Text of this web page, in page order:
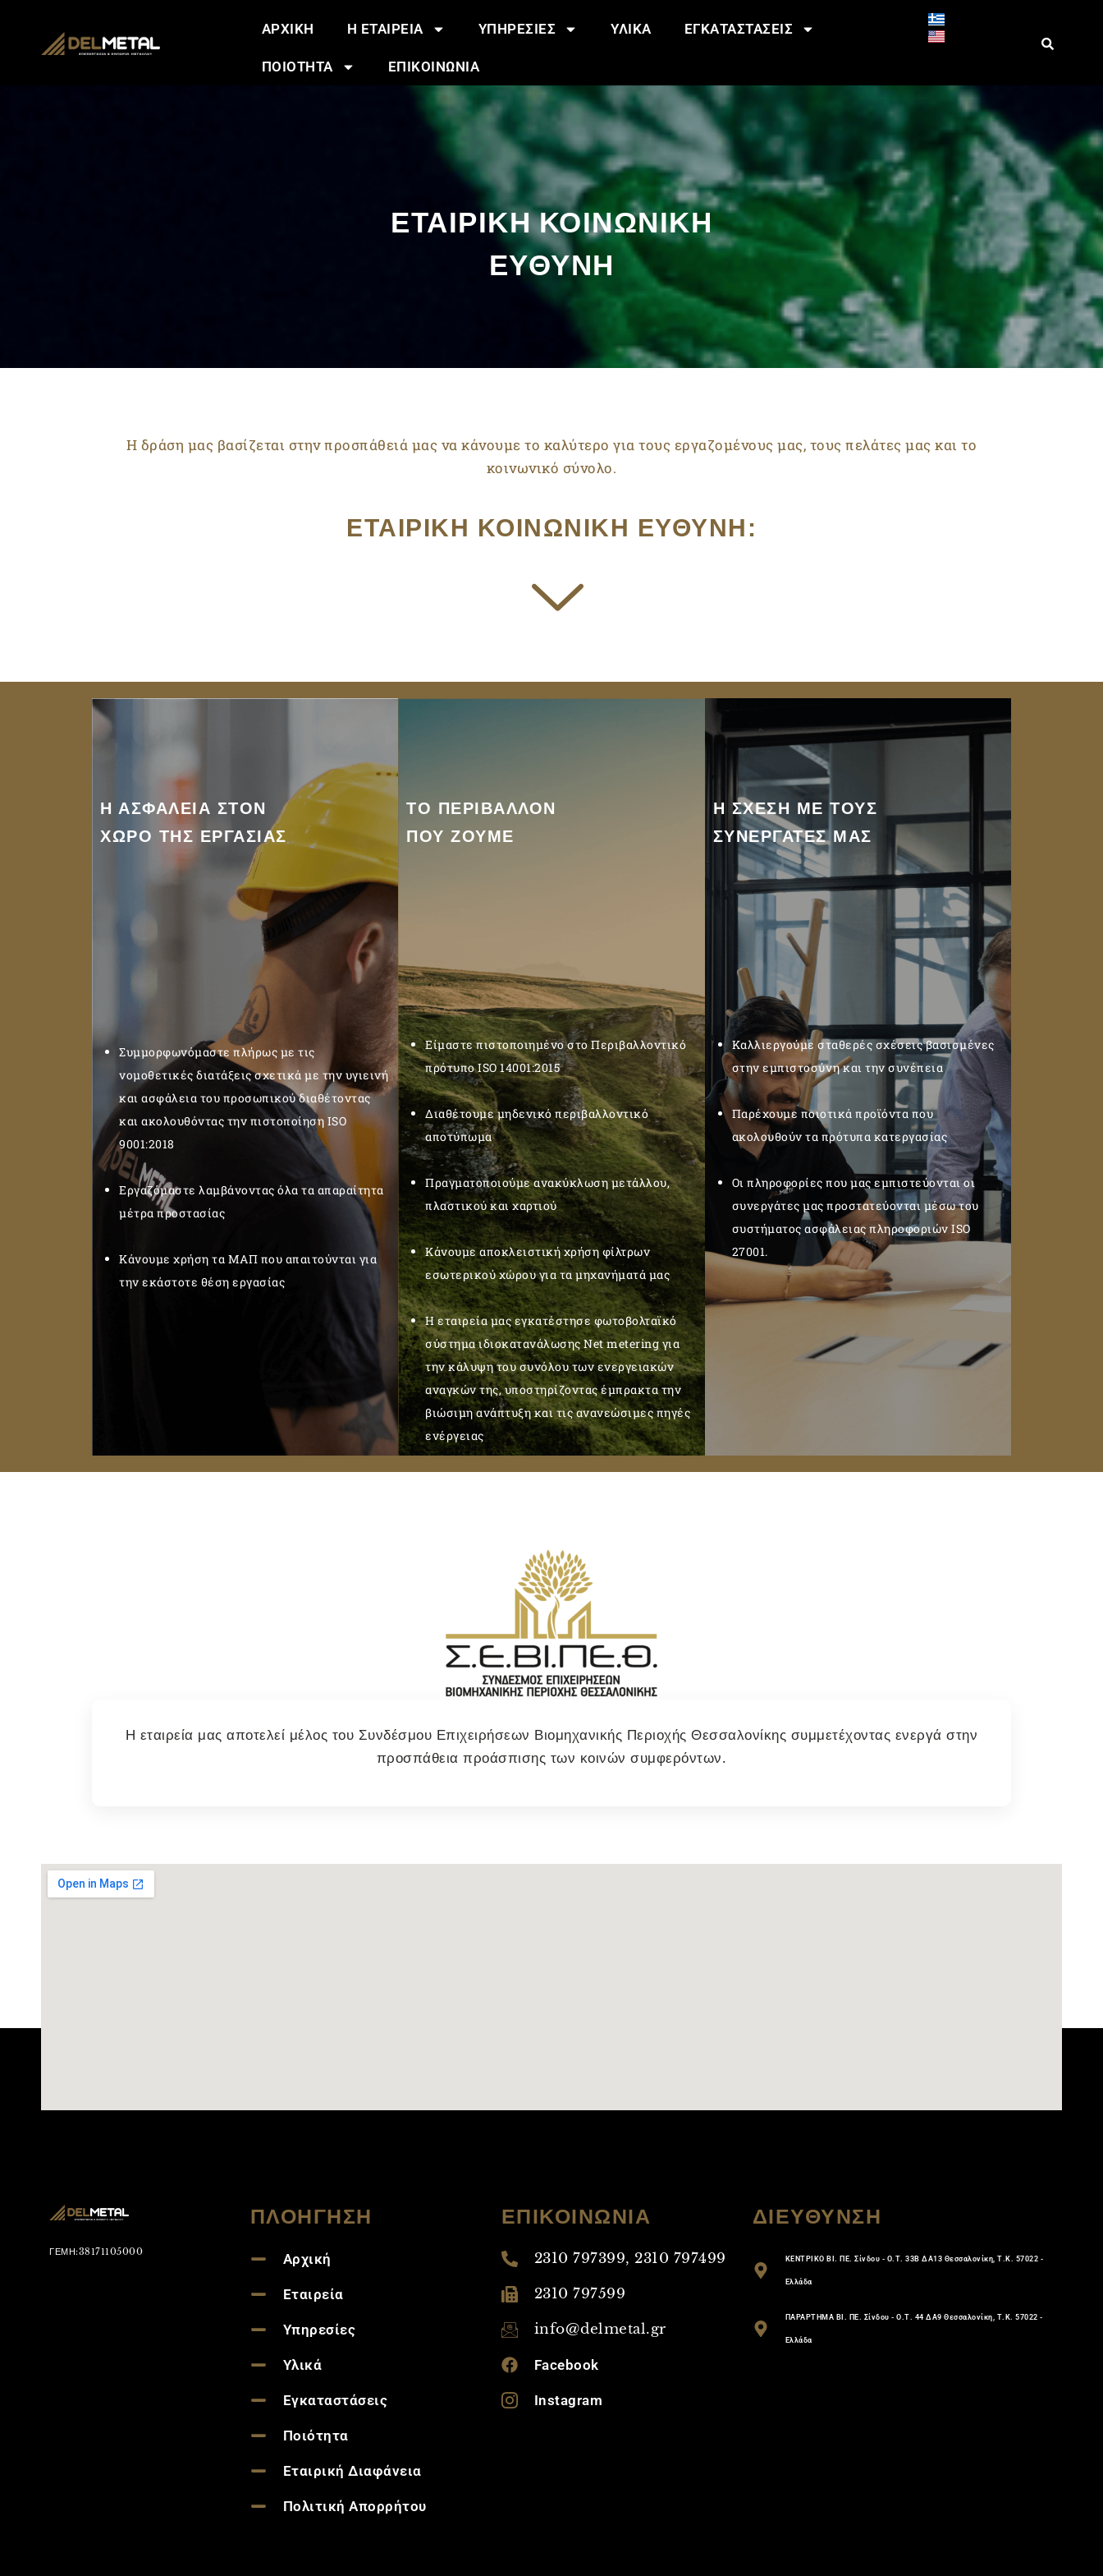
ΑΡΧΙΚΗ Η ΕΤΑΙΡΕΙΑ ΥΠΗΡΕΣΙΕΣ ΥΛΙΚΑ ΕΓΚΑΤΑΣΤΑΣΕΙΣ
ΠΟΙΟΤΗΤΑ ΕΠΙΚΟΙΝΩΝΙΑ
ΕΤΑΙΡΙΚΗ ΚΟΙΝΩΝΙΚΗ
ΕΥΘΥΝΗ
Η δράση μας βασίζεται στην προσπάθειά μας να κάνουμε το καλύτερο για τους εργαζομένους μας, τους πελάτες μας και το
κοινωνικό σύνολο.
ΕΤΑΙΡΙΚΗ ΚΟΙΝΩΝΙΚΗ ΕΥΘΥΝΗ:
Η ΑΣΦΑΛΕΙΑ ΣΤΟΝ
ΧΩΡΟ ΤΗΣ ΕΡΓΑΣΙΑΣ
Συμμορφωνόμαστε πλήρως με τις
νομοθετικές διατάξεις σχετικά με την υγιεινή
και ασφάλεια του προσωπικού διαθέτοντας
και ακολουθόντας την πιστοποίηση ISO
9001:2018
Εργαζόμαστε λαμβάνοντας όλα τα απαραίτητα
μέτρα προστασίας
Κάνουμε χρήση τα ΜΑΠ που απαιτούνται για
την εκάστοτε θέση εργασίας
ΤΟ ΠΕΡΙΒΑΛΛΟΝ
ΠΟΥ ΖΟΥΜΕ
Είμαστε πιστοποιημένο στο Περιβαλλοντικό
πρότυπο ISO 14001:2015
Διαθέτουμε μηδενικό περιβαλλοντικό
αποτύπωμα
Πραγματοποιούμε ανακύκλωση μετάλλου,
πλαστικού και χαρτιού
Κάνουμε αποκλειστική χρήση φίλτρων
εσωτερικού χώρου για τα μηχανήματά μας
Η εταιρεία μας εγκατέστησε φωτοβολταϊκό
σύστημα ιδιοκατανάλωσης Net metering για
την κάλυψη του συνόλου των ενεργειακών
αναγκών της, υποστηρίζοντας έμπρακτα την
βιώσιμη ανάπτυξη και τις ανανεώσιμες πηγές
ενέργειας
Η ΣΧΕΣΗ ΜΕ ΤΟΥΣ
ΣΥΝΕΡΓΑΤΕΣ ΜΑΣ
Καλλιεργούμε σταθερές σχέσεις βασισμένες
στην εμπιστοσύνη και την συνέπεια
Παρέχουμε ποιοτικά προϊόντα που
ακολουθούν τα πρότυπα κατεργασίας
Οι πληροφορίες που μας εμπιστεύονται οι
συνεργάτες μας προστατεύονται μέσω του
συστήματος ασφάλειας πληροφοριών ISO
27001.
Η εταιρεία μας αποτελεί μέλος του Συνδέσμου Επιχειρήσεων Βιομηχανικής Περιοχής Θεσσαλονίκης συμμετέχοντας ενεργά στην
προσπάθεια προάσπισης των κοινών συμφερόντων.
ΓΕΜΗ:38171105000
ΠΛΟΗΓΗΣΗ
Αρχική
Εταιρεία
Υπηρεσίες
Υλικά
Εγκαταστάσεις
Ποιότητα
Εταιρική Διαφάνεια
Πολιτική Απορρήτου
ΕΠΙΚΟΙΝΩΝΙΑ
2310 797399, 2310 797499
2310 797599
info@delmetal.gr
Facebook
Instagram
ΔΙΕΥΘΥΝΣΗ
ΚΕΝΤΡΙΚΟ ΒΙ. ΠΕ. Σίνδου - Ο.Τ. 33Β ΔΑ13 Θεσσαλονίκη, Τ.Κ. 57022 -
Ελλάδα
ΠΑΡΑΡΤΗΜΑ ΒΙ. ΠΕ. Σίνδου - Ο.Τ. 44 ΔΑ9 Θεσσαλονίκη, Τ.Κ. 57022 -
Ελλάδα